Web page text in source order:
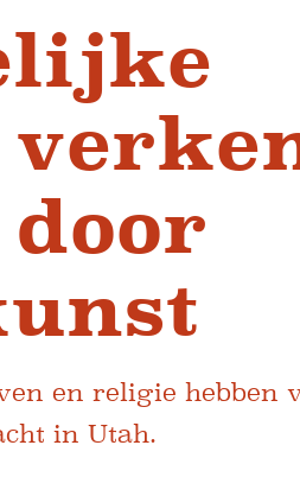
en religie hebben
in Utah.